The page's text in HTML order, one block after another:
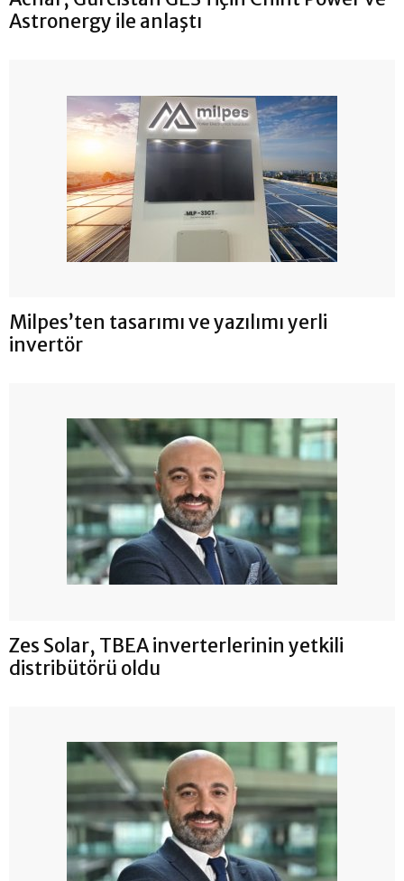
Astronergy ile anlaştı
Milpes’ten tasarımı ve yazılımı yerli
invertör
Zes Solar, TBEA inverterlerinin yetkili
distribütörü oldu